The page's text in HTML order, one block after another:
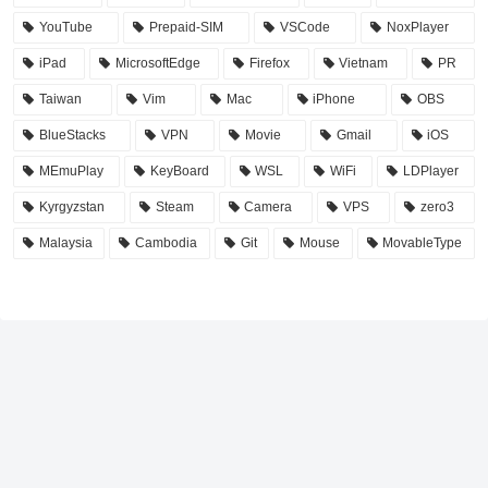
YouTube Prepaid-SIM VSCode NoxPlayer
iPad MicrosoftEdge Firefox Vietnam PR
Taiwan Vim Mac iPhone OBS
BlueStacks VPN Movie Gmail iOS
MEmuPlay KeyBoard WSL WiFi LDPlayer
Kyrgyzstan Steam Camera VPS zero3
Malaysia Cambodia Git Mouse MovableType